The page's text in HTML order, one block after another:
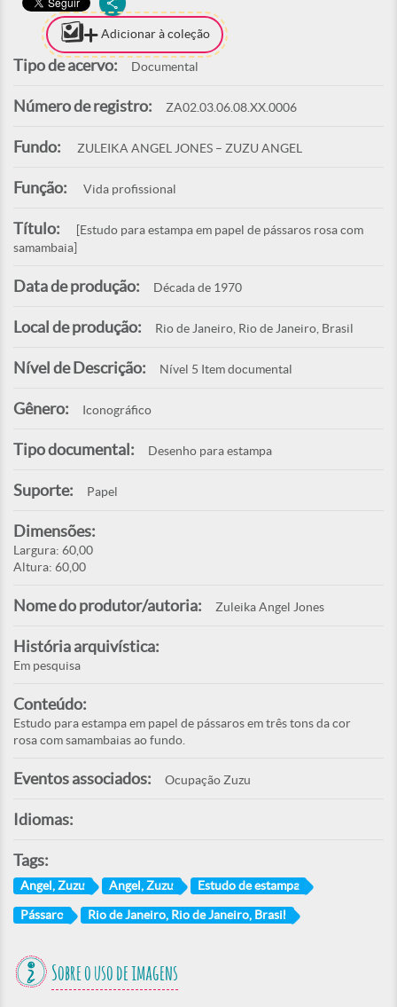
Adicionar à coleção
Tipo de acervo: Documental
Número de registro: ZA02.03.06.08.XX.0006
Fundo: ZULEIKA ANGEL JONES – ZUZU ANGEL
Função: Vida profissional
Título:
[Estudo para estampa em papel de pássaros rosa com
samambaia]
Data de produção: Década de 1970
Local de produção: Rio de Janeiro, Rio de Janeiro, Brasil
Nível de Descrição: Nível 5 Item documental
Gênero: Iconográfico
Tipo documental: Desenho para estampa
Suporte: Papel
Dimensões:
Largura: 60,00
Altura: 60,00
Nome do produtor/autoria: Zuleika Angel Jones
História arquivística:
Em pesquisa
Conteúdo:
Estudo para estampa em papel de pássaros em três tons da cor
rosa com samambaias ao fundo.
Eventos associados: Ocupação Zuzu
Idiomas:
Tags:
Angel, Zuzu Angel, Zuzu Estudo de estampa
Pássaro Rio de Janeiro, Rio de Janeiro, Brasil
Sobre o uso de imagens